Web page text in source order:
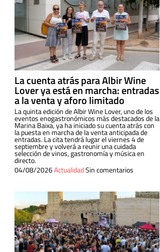
La cuenta atrás para Albir Wine
Lover ya está en marcha: entradas
a la venta y aforo limitado
La quinta edición de Albir Wine Lover, uno de los
eventos enogastronómicos más destacados de la
Marina Baixa, ya ha iniciado su cuenta atrás con
la puesta en marcha de la venta anticipada de
entradas. La cita tendrá lugar el viernes 4 de
septiembre y volverá a reunir una cuidada
selección de vinos, gastronomía y música en
directo.
04/08/2026ActualidadSin comentarios